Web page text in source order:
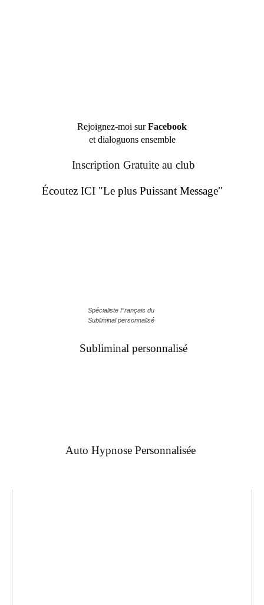
Rejoignez-moi surFacebook
et dialoguons ensemble
Inscription Gratuite au club
Écoutez ICI "Le plus Puissant Message"
Spécialiste Français du
Subliminal personnalisé
Subliminal personnalisé
Auto Hypnose Personnalisée